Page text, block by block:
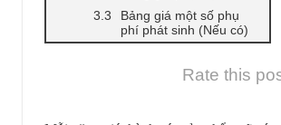
Bảng giá một số phụ
phí phát sinh (Nếu có)
Rate this